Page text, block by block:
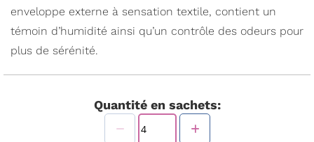
enveloppe externe à sensation textile, contient un
témoin d’humidité ainsi qu’un contrôle des odeurs pour
plus de sérénité.
Quantité en sachets: